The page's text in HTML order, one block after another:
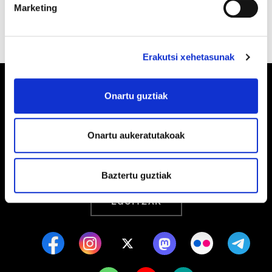
Marketing
Erakutsi xehetasunak
Onartu guztiak
Onartu aukeratutakoak
Baztertu guztiak
Barrainkua, 13 48009 BILBO
Tel:944 03 77 00
EGOITZAK